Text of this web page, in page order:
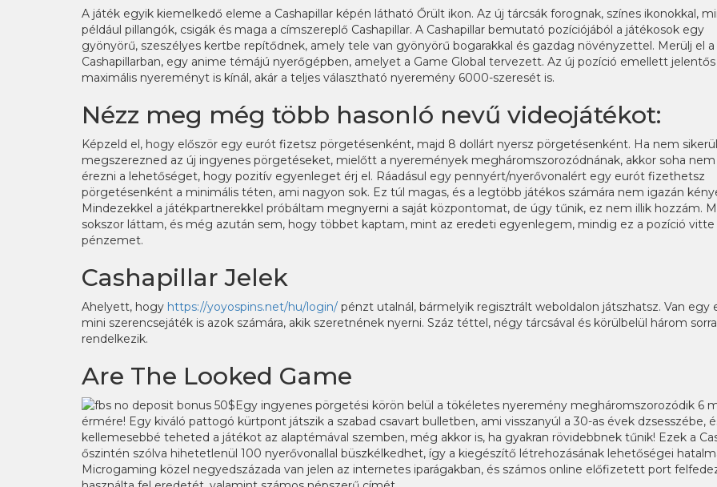
A játék egyik kiemelkedő eleme a Cashapillar képén látható Őrült ikon. Az új tárcsák forognak, színes ikonokkal,
például pillangók, csigák és maga a címszereplő Cashapillar. A Cashapillar bemutató pozíciójából a játékosok egy
gyönyörű, szeszélyes kertbe repítődnek, amely tele van gyönyörű bogarakkal és gazdag növényzettel. Merülj el a
Cashapillarban, egy anime témájú nyerőgépben, amelyet a Game Global tervezett. Az új pozíció emellett jelentős
maximális nyereményt is kínál, akár a teljes választható nyeremény 6000-szeresét is.
Nézz meg még több hasonló nevű videojátékot:
Képzeld el, hogy először egy eurót fizetsz pörgetésenként, majd 8 dollárt nyersz pörgetésenként. Ha nem sikerül
megszerezned az új ingyenes pörgetéseket, mielőtt a nyeremények megháromszorozódnának, akkor soha
érezni a lehetőséget, hogy pozitív egyenleget érj el. Ráadásul egy pennyért/nyerővonalért egy eurót fizethetsz
pörgetésenként a minimális téten, ami nagyon sok. Ez túl magas, és a legtöbb játékos számára nem igazán
Mindezekkel a játékpartnerekkel próbáltam megnyerni a saját központomat, de úgy tűnik, ez nem illik hozzám.
sokszor láttam, és még azután sem, hogy többet kaptam, mint az eredeti egyenlegem, mindig ez a pozíció vitte
pénzemet.
Cashapillar Jelek
Ahelyett, hogy https://yoyospins.net/hu/login/ pénzt utalnál, bármelyik regisztrált weboldalon játszhatsz. Van egy
mini szerencsejáték is azok számára, akik szeretnének nyerni. Száz téttel, négy tárcsával és körülbelül három
rendelkezik.
Are The Looked Game
Egy ingyenes pörgetési körön belül a tökéletes nyeremény megháromszorozódik 6
érmére! Egy kiváló pattogó kürtpont játszik a szabad csavart bulletben, ami visszanyúl a 30-as évek dzsesszébe,
kellemesebbé teheted a játékot az alaptémával szemben, még akkor is, ha gyakran rövidebbnek tűnik! Ezek a
őszintén szólva hihetetlenül 100 nyerővonallal büszkélkedhet, így a kiegészítő létrehozásának lehetőségei
Microgaming közel negyedszázada van jelen az internetes iparágakban, és számos online előfizetett port